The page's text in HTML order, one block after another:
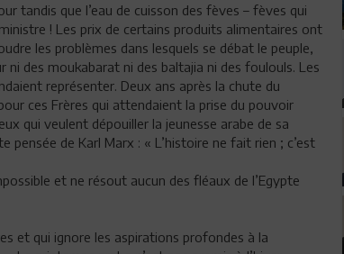
tandis que l’eau de cuisson des fèves – fèves qui
! Les prix de certains produits alimentaires ont
les problèmes dans lesquels se débat le peuple,
ni des moukabarat ni des baltajia ni des foulouls. Les
représenter. Deux ans après la chute du
ces Frères qui attendaient la prise du pouvoir
qui veulent dépouiller la jeunesse arabe de sa
de Karl Marx : « L’histoire ne fait rien ; c’est
et ne résout aucun des fléaux de l’Egypte
et qui ignore les aspirations profondes à la